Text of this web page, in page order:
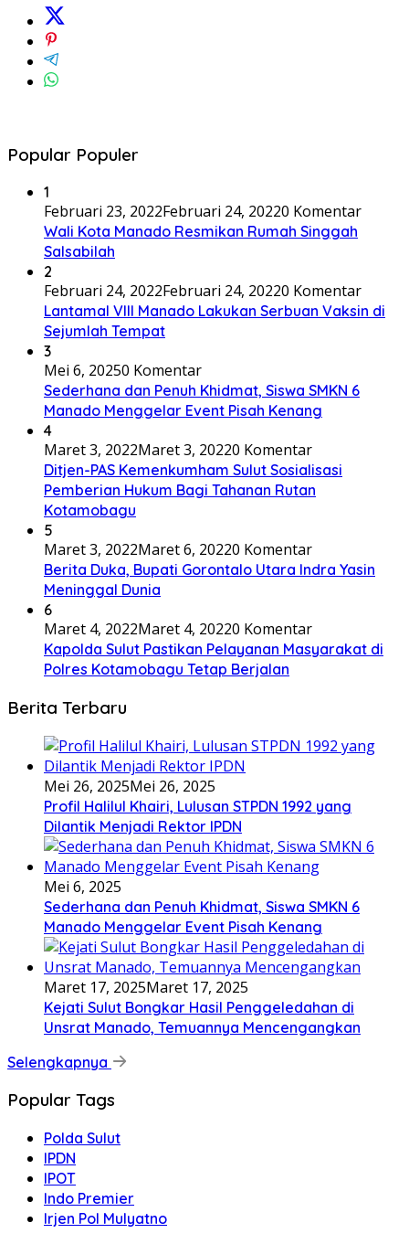
Popular Populer
1
Februari 23, 2022Februari 24, 20220 Komentar
Wali Kota Manado Resmikan Rumah Singgah
Salsabilah
2
Februari 24, 2022Februari 24, 20220 Komentar
Lantamal VIII Manado Lakukan Serbuan Vaksin di
Sejumlah Tempat
3
Mei 6, 20250 Komentar
Sederhana dan Penuh Khidmat, Siswa SMKN 6
Manado Menggelar Event Pisah Kenang
4
Maret 3, 2022Maret 3, 20220 Komentar
Ditjen-PAS Kemenkumham Sulut Sosialisasi
Pemberian Hukum Bagi Tahanan Rutan
Kotamobagu
5
Maret 3, 2022Maret 6, 20220 Komentar
Berita Duka, Bupati Gorontalo Utara Indra Yasin
Meninggal Dunia
6
Maret 4, 2022Maret 4, 20220 Komentar
Kapolda Sulut Pastikan Pelayanan Masyarakat di
Polres Kotamobagu Tetap Berjalan
Berita Terbaru
Mei 26, 2025Mei 26, 2025
Profil Halilul Khairi, Lulusan STPDN 1992 yang
Dilantik Menjadi Rektor IPDN
Mei 6, 2025
Sederhana dan Penuh Khidmat, Siswa SMKN 6
Manado Menggelar Event Pisah Kenang
Maret 17, 2025Maret 17, 2025
Kejati Sulut Bongkar Hasil Penggeledahan di
Unsrat Manado, Temuannya Mencengangkan
Selengkapnya
Popular Tags
Polda Sulut
IPDN
IPOT
Indo Premier
Irjen Pol Mulyatno